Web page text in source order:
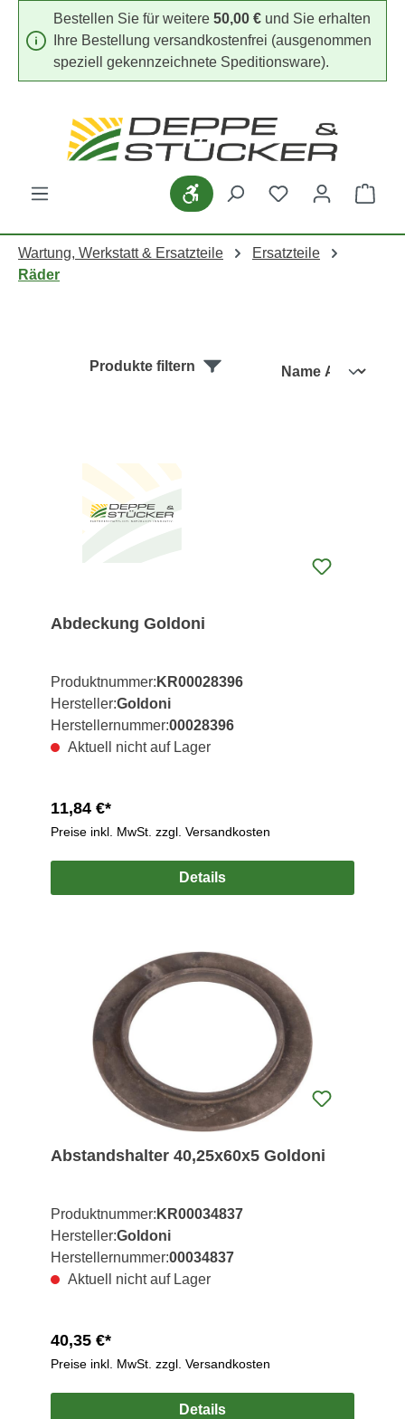
Zum Hauptinhalt springen
Bestellen Sie für weitere 50,00 € und Sie erhalten
Ihre Bestellung versandkostenfrei (ausgenommen
speziell gekennzeichnete Speditionsware).
Werkzeugleiste anzeigen
Du hast 0
Wartung, Werkstatt & Ersatzteile
Ersatzteile
Räder
Produkte filtern
Abdeckung Goldoni
Produktnummer: KR00028396
Hersteller:Goldoni
Herstellernummer:00028396
Aktuell nicht auf Lager
11,84 €*
Preise inkl. MwSt. zzgl. Versandkosten
Details
Abstandshalter 40,25x60x5 Goldoni
Produktnummer: KR00034837
Hersteller:Goldoni
Herstellernummer:00034837
Aktuell nicht auf Lager
40,35 €*
Preise inkl. MwSt. zzgl. Versandkosten
Details